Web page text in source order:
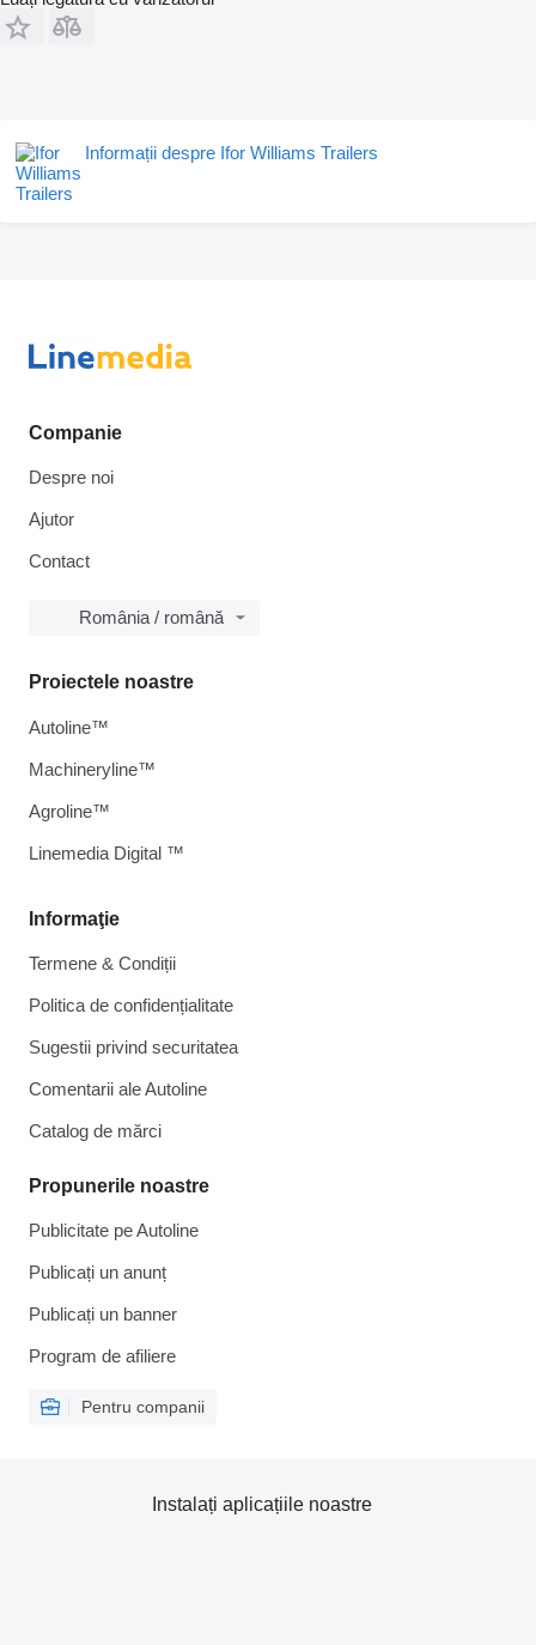
Informații despre Ifor Williams Trailers
Companie
Despre noi
Ajutor
Contact
România / română
Informaţie
Termene & Condiții
Politica de confidențialitate
Sugestii privind securitatea
Comentarii ale Autoline
Catalog de mărcі
Propunerile noastre
Publicitate pe Autoline
Publicați un anunț
Publicați un banner
Program de afiliere
Pentru companii
Proiectele noastre
Autoline™
Machineryline™
Agroline™
Linemedia Digital ™
Instalați aplicațiile noastre